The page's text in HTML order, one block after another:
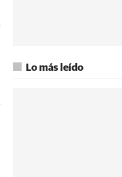
Lo más leído